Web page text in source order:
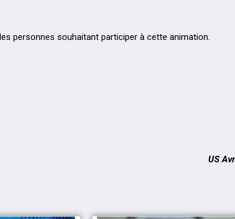
personnes souhaitant participer à cette animation.
US